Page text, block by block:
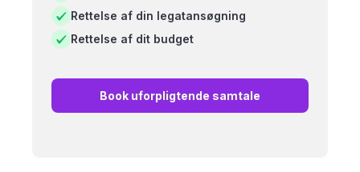
Rettelse af din legatansøgning
Rettelse af dit budget
Book uforpligtende samtale